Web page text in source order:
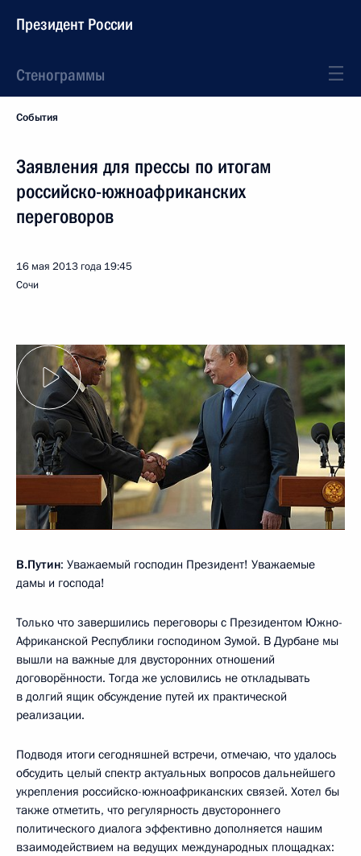
Президент России
Стенограммы
События
Заявления для прессы по итогам
российско-южноафриканских
переговоров
16 мая 2013 года 19:45
Сочи
В.Путин: Уважаемый господин Президент! Уважаемые
дамы и господа!
Только что завершились переговоры с Президентом Южно-
Африканской Республики господином Зумой. В Дурбане мы
вышли на важные для двусторонних отношений
договорённости. Тогда же условились не откладывать
в долгий ящик обсуждение путей их практической
реализации.
Подводя итоги сегодняшней встречи, отмечаю, что удалось
обсудить целый спектр актуальных вопросов дальнейшего
укрепления российско-южноафриканских связей. Хотел бы
также отметить, что регулярность двустороннего
политического диалога эффективно дополняется нашим
взаимодействием на ведущих международных площадках: